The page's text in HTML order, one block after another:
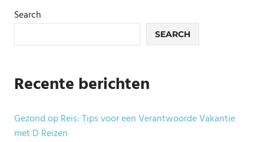
Search
SEARCH
Recente berichten
Gezond op Reis: Tips voor een Verantwoorde Vakantie
met D Reizen